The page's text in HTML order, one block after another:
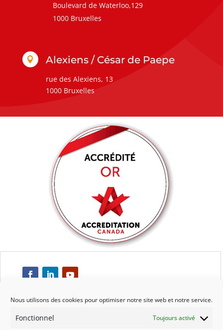
Nous utilisons des cookies pour optimiser notre site web et notre service.
Fonctionnel Toujours activé
Boulevard de Waterloo,129
1000 Bruxelles
 Alexiens / César de Paepe
rue des Alexiens, 13
1000 Bruxelles
Respect